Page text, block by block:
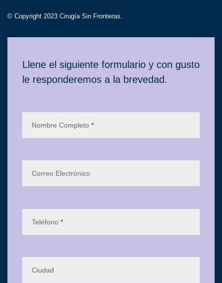
© Copyright 2023 Cirugía Sin Fronteras.
Llene el siguiente formulario y con gusto
le responderemos a la brevedad.
Nombre Completo *
Correo Electrónico
Teléfono *
Ciudad